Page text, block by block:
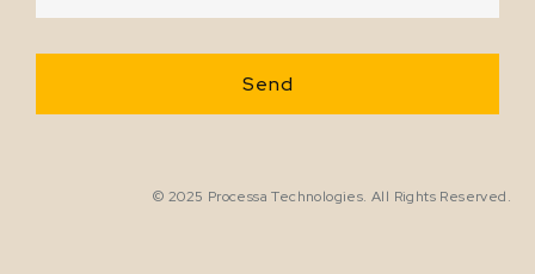
© 2025 Processa Technologies. All Rights Reserved.